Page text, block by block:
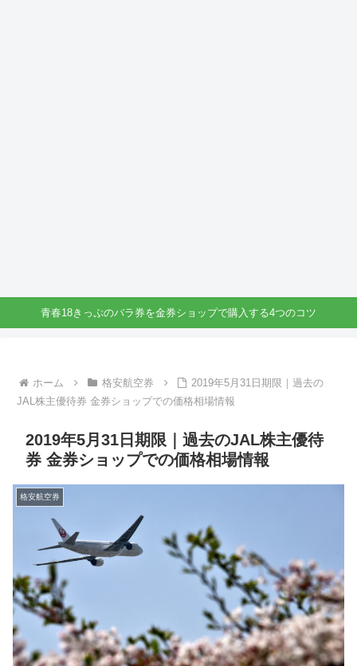
青春18きっぷのバラ券を金券ショップで購入する4つのコツ
ホーム 格安航空券
2019年5月31日期限｜過去の
JAL株主優待券 金券ショップでの価格相場情報
2019年5月31日期限｜過去のJAL株主優待
券 金券ショップでの価格相場情報
格安航空券